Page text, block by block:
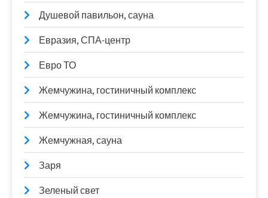
Душевой павильон, сауна
Евразия, СПА-центр
Евро ТО
Жемчужина, гостиничный комплекс
Жемчужина, гостиничный комплекс
Жемчужная, сауна
Заря
Зеленый свет